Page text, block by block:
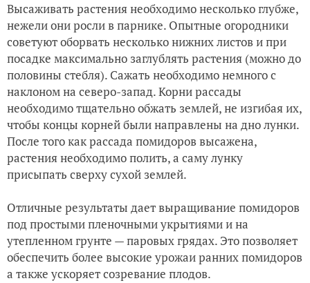
Высаживать растения необходимо несколько глубже,
нежели они росли в парнике. Опытные огородники
советуют оборвать несколько нижних листов и при
посадке максимально заглублять растения (можно до
половины стебля). Сажать необходимо немного с
наклоном на северо-запад. Корни рассады
необходимо тщательно обжать землей, не изгибая их,
чтобы концы корней были направлены на дно лунки.
После того как рассада помидоров высажена,
растения необходимо полить, а саму лунку
присыпать сверху сухой землей.
Отличные результаты дает выращивание помидоров
под простыми пленочными укрытиями и на
утепленном грунте — паровых грядах. Это позволяет
обеспечить более высокие урожаи ранних помидоров
а также ускоряет созревание плодов.